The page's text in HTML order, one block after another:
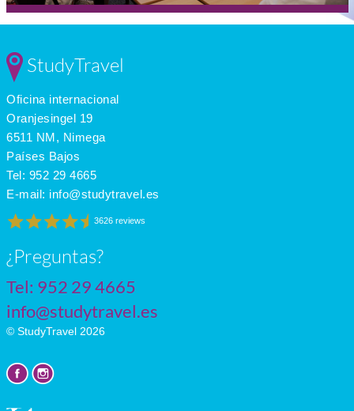
StudyTravel
Oficina internacional
Oranjesingel 19
6511 NM, Nimega
Países Bajos
Tel: 952 29 4665
E-mail: info@studytravel.es
3626 reviews
¿Preguntas?
Tel: 952 29 4665
info@studytravel.es
© StudyTravel 2026